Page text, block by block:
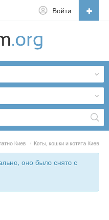
Войти
Киев / Коты, кошки и котята Киев
оно было снято с